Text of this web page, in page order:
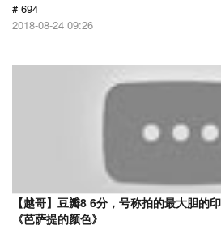
# 694
2018-08-24 09:26
【越哥】豆瓣8 6分，号称拍的最大胆的
《芭萨提的颜色》